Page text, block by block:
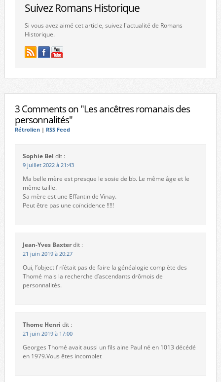
Suivez Romans Historique
Si vous avez aimé cet article, suivez l'actualité de Romans
Historique.
3 Comments on "Les ancêtres romanais des
personnalités"
Rétrolien| RSS Feed
Sophie Bel dit :
9 juillet 2022 à 21:43
Ma belle mère est presque le sosie de bb. Le même âge et le
même taille.
Sa mère est une Effantin de Vinay.
Peut être pas une coïncidence !!!!!
Jean-Yves Baxterdit :
21 juin 2019 à 20:27
Oui, l’objectif n’était pas de faire la généalogie complète des
Thomé mais la recherche d’ascendants drômois de
personnalités.
Thome Henri dit :
21 juin 2019 à 17:00
Georges Thomé avait aussi un fils aine Paul né en 1013 décédé
en 1979.Vous êtes incomplet